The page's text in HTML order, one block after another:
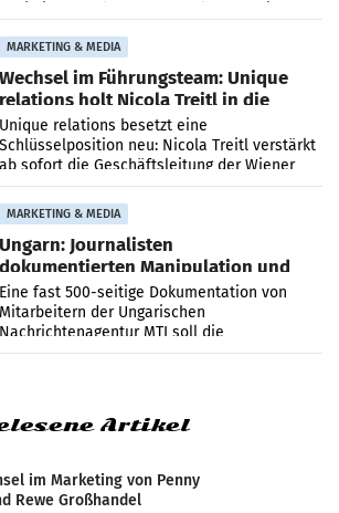
MARKETING & MEDIA
Wechsel im Führungsteam: Unique
relations holt Nicola Treitl in die
Geschäftsleitung
Unique relations besetzt eine
Schlüsselposition neu: Nicola Treitl verstärkt
ab sofort die Geschäftsleitung der Wiener
PR-Agentur an der Seite von Josef Kalina und
Anna Kalina-Mahr.
MARKETING & MEDIA
Ungarn: Journalisten
dokumentierten Manipulation und
Zensur
Eine fast 500-seitige Dokumentation von
Mitarbeitern der Ungarischen
Nachrichtenagentur MTI soll die
systematische Nachrichten-Manipulation und
Artikel
im Marketing von Penny
Rewe Großhandel